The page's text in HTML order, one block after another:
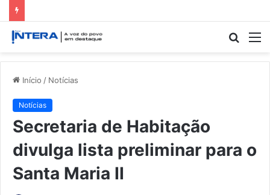
Início / Notícias
Notícias
Secretaria de Habitação
divulga lista preliminar para o
Santa Maria II